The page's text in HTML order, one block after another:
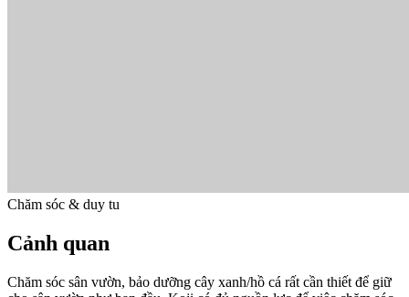
Chăm sóc & duy tu
Cảnh quan
Chăm sóc sân vườn, bảo dưỡng cây xanh/hồ cá rất cần thiết để giữ